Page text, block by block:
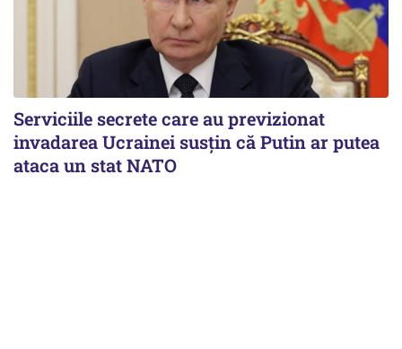
Serviciile secrete care au previzionat
invadarea Ucrainei susțin că Putin ar putea
ataca un stat NATO